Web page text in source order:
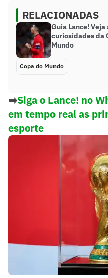
RELACIONADAS
Guia Lance!
curiosidades da
Mundo
Copa do Mundo
➡️Siga o Lance! no
em tempo real as
esporte